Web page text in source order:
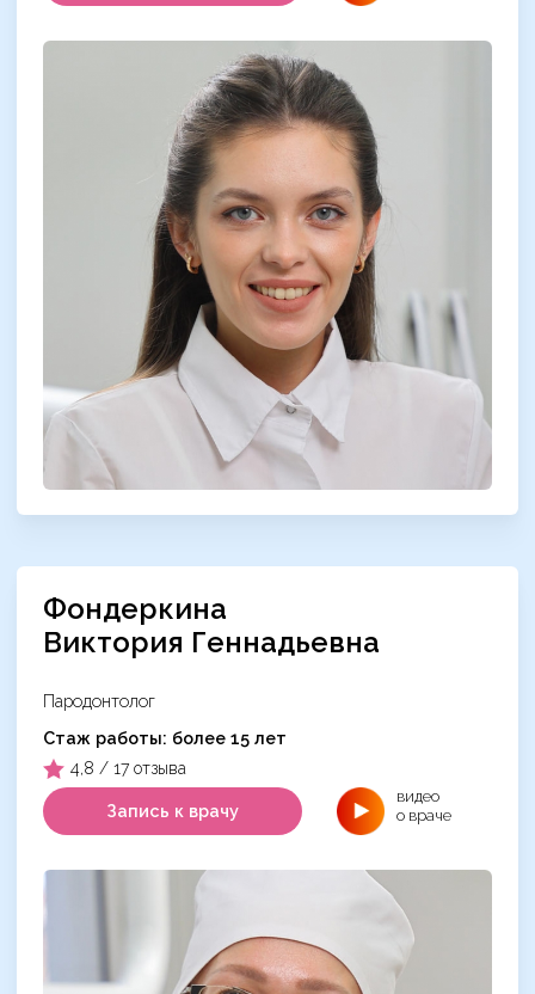
Фондеркина
Виктория Геннадьевна
Пародонтолог
Cтаж работы: более 15 лет
4,8 / 17 отзыва
Запись к врачу
видео
о враче